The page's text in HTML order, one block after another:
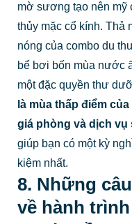
mờ sương tạo nên mỹ
thủy mặc cổ kính. Thả
nóng của combo du
bể bơi bốn mùa nước
một đặc quyền thư
là mùa thấp điểm
giá phòng và dịch vụ
giúp bạn có một kỳ
kiệm nhất.
8. Những
về hành